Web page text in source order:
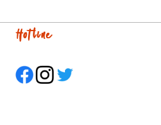
Hotline